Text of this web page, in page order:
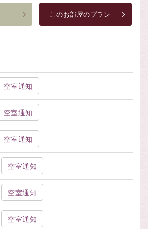
このお部屋のプラン
空室通知
空室通知
空室通知
空室通知
空室通知
空室通知